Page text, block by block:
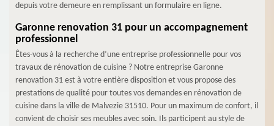
depuis votre demeure en remplissant un formulaire en ligne.
Garonne renovation 31 pour un accompagnement
professionnel
Êtes-vous à la recherche d’une entreprise professionnelle pour vos
travaux de rénovation de cuisine ? Notre entreprise Garonne
renovation 31 est à votre entière disposition et vous propose des
prestations de qualité pour toutes vos demandes en rénovation de
cuisine dans la ville de Malvezie 31510. Pour un maximum de confort, il
convient de choisir ses meubles avec soin. Ils participent au style de